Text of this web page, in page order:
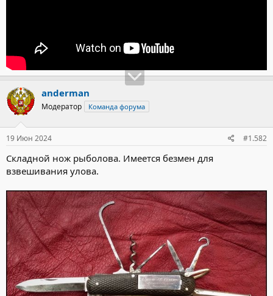
anderman
Модератор Команда форума
19 Июн 2024 #1.582
Складной нож рыболова. Имеется безмен для
взвешивания улова.